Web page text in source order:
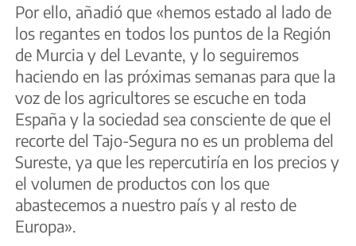
Por ello, añadió que «hemos estado al lado de
los regantes en todos los puntos de la Región
de Murcia y del Levante, y lo seguiremos
haciendo en las próximas semanas para que la
voz de los agricultores se escuche en toda
España y la sociedad sea consciente de que el
recorte del Tajo-Segura no es un problema del
Sureste, ya que les repercutiría en los precios y
el volumen de productos con los que
abastecemos a nuestro país y al resto de
Europa».